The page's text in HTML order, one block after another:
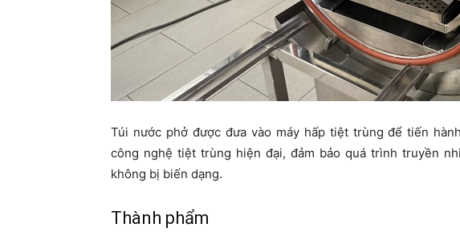
Túi nước phở được đưa vào máy hấp tiệt trùng để tiến
công nghệ tiệt trùng hiện đại, đảm bảo quá trình truyền
không bị biến dạng.
Thành phẩm